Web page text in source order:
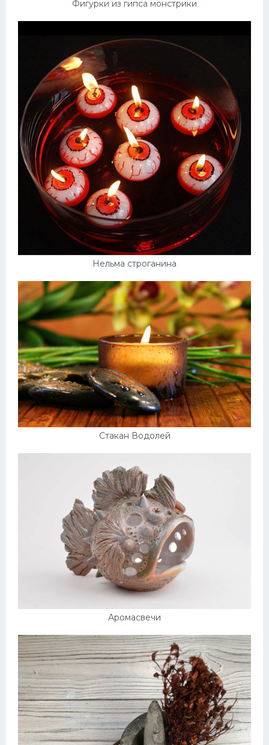
Фигурки из гипса монстрики
Нельма строганина
Стакан Водолей
Аромасвечи